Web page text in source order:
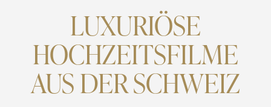
LUXURIÖSE
HOCHZEITSFILME
AUS DER SCHWEIZ